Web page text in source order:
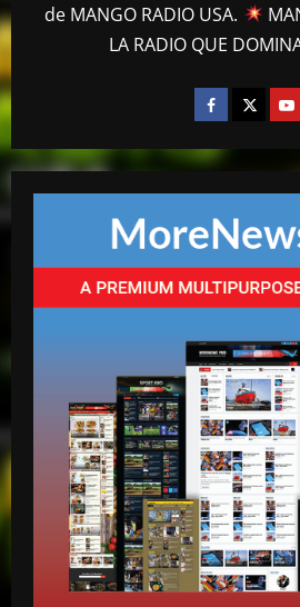
de MANGO RADIO USA.
LA RADIO QUE
2
mango radio usa
Comunicador
de una víctima
de Justicia
abril 27, 2026